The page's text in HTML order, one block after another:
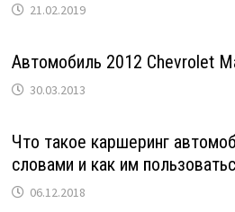
21.02.2019
Автомобиль 2012 Chevrolet
30.03.2013
Что такое каршеринг
словами и как им
06.12.2018